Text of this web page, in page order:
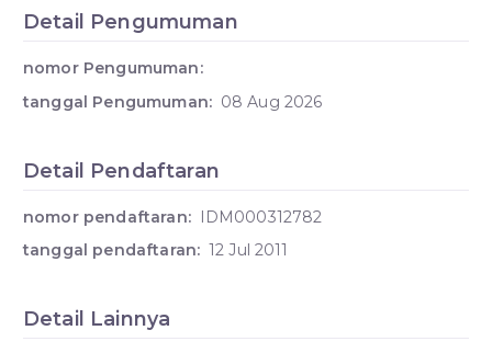
Detail Pengumuman
nomor Pengumuman:
tanggal Pengumuman: 08 Aug 2026
Detail Pendaftaran
nomor pendaftaran: IDM000312782
tanggal pendaftaran: 12 Jul 2011
Detail Lainnya